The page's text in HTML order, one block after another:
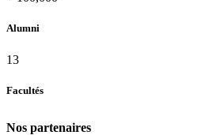
Alumni
13
Facultés
Nos partenaires